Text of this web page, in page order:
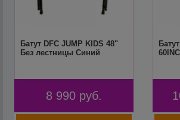
Батут DFC JUMP KIDS 48"
Без лестницы Синий
8 990 руб.